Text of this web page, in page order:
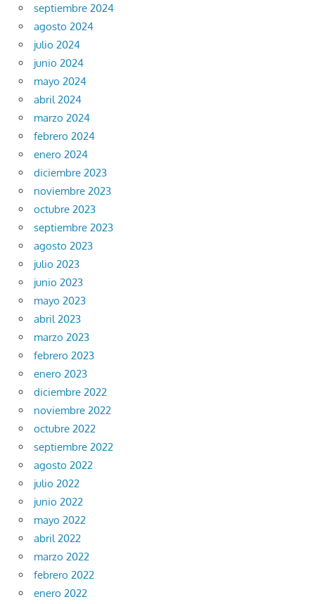
septiembre 2024
agosto 2024
julio 2024
junio 2024
mayo 2024
abril 2024
marzo 2024
febrero 2024
enero 2024
diciembre 2023
noviembre 2023
octubre 2023
septiembre 2023
agosto 2023
julio 2023
junio 2023
mayo 2023
abril 2023
marzo 2023
febrero 2023
enero 2023
diciembre 2022
noviembre 2022
octubre 2022
septiembre 2022
agosto 2022
julio 2022
junio 2022
mayo 2022
abril 2022
marzo 2022
febrero 2022
enero 2022